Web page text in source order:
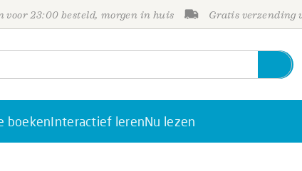
voor 23:00 besteld, morgen in huis Gratis verzending
boekenInteractief lerenNu lezen